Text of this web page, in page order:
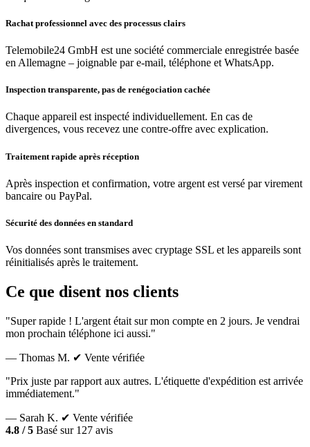
Rachat professionnel avec des processus clairs
Telemobile24 GmbH est une société commerciale enregistrée basée
en Allemagne – joignable par e-mail, téléphone et WhatsApp.
Inspection transparente, pas de renégociation cachée
Chaque appareil est inspecté individuellement. En cas de
divergences, vous recevez une contre-offre avec explication.
Traitement rapide après réception
Après inspection et confirmation, votre argent est versé par virement
bancaire ou PayPal.
Sécurité des données en standard
Vos données sont transmises avec cryptage SSL et les appareils sont
réinitialisés après le traitement.
Ce que disent nos clients
"Super rapide ! L'argent était sur mon compte en 2 jours. Je vendrai
mon prochain téléphone ici aussi."
— Thomas M. ✔ Vente vérifiée
"Prix juste par rapport aux autres. L'étiquette d'expédition est arrivée
immédiatement."
— Sarah K. ✔ Vente vérifiée
4.8 / 5 Basé sur 127 avis